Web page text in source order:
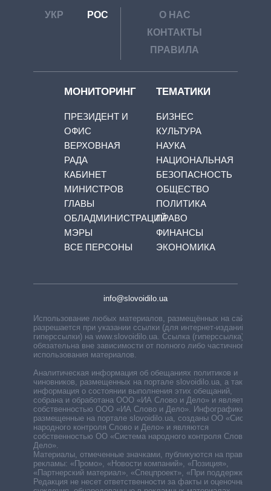
УКР РОС
О НАС
КОНТАКТЫ
ПРАВИЛА
МОНИТОРИНГ
ПРЕЗИДЕНТ И
ОФИС
ВЕРХОВНАЯ
РАДА
КАБИНЕТ
МИНИСТРОВ
ГЛАВЫ
ОБЛАДМИНИСТРАЦИЙ
МЭРЫ
ВСЕ ПЕРСОНЫ
ТЕМАТИКИ
БИЗНЕС
КУЛЬТУРА
НАУКА
НАЦИОНАЛЬНАЯ
БЕЗОПАСНОСТЬ
ОБЩЕСТВО
ПОЛИТИКА
ПРАВО
ФИНАНСЫ
ЭКОНОМИКА
info@slovoidilo.ua
Использование любых материалов, размещённых на сайте,
разрешается при указании ссылки (для интернет-изданий —
гиперссылки) на www.slovoidilo.ua. Ссылка (гиперссылка)
обязательна вне зависимости от полного либо частичного
использования материалов.
Аналитическая информация об обещаниях политиков и
чиновников, размещенных на портале slovoidilo.ua, а также
информация о состоянии выполнения этих обещаний,
собрана и обработана ООО «ИА Слово и Дело» и является
собственностью ООО «ИА Слово и Дело». Инфографики,
размещенные на портале slovoidilo.ua, созданы ОО «Система
народного контроля Слово и Дело» и являются
собственностью ОО «Система народного контроля Слово и
Дело».
Материалы, отмеченные значками, публикуются на правах
рекламы: «Промо», «Новости компаний», «Позиция»,
«Партнерский материал», «Спецпроект», «При поддержке».
Редакция не несет ответственности за факты и оценочные